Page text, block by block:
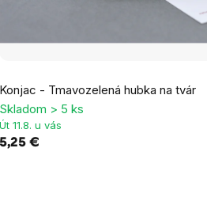
Konjac - Tmavozelená hubka na tvár
Skladom > 5 ks
Út 11.8. u vás
5,25 €